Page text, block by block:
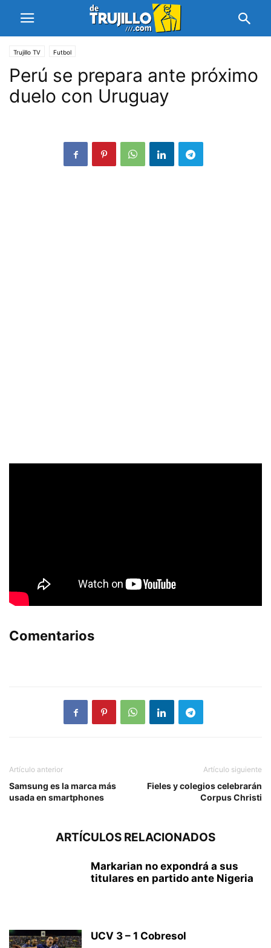
Trujillo TV Futbol
Perú se prepara ante próximo
duelo con Uruguay
Comentarios
Artículo anterior
Samsung es la marca más
usada en smartphones
Artículo siguiente
Fieles y colegios celebrarán
Corpus Christi
ARTÍCULOS RELACIONADOS
Markarian no expondrá a sus
titulares en partido ante Nigeria
UCV 3 – 1 Cobresol